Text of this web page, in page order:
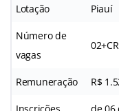
Lotação Piauí
Número de
vagas
02+CR
Remuneração R$
Inscrições de 06